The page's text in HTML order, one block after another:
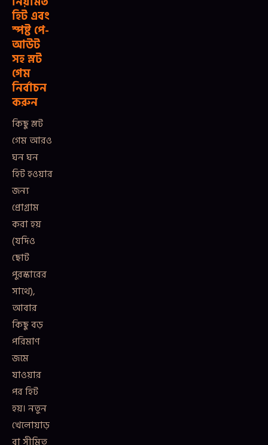
হিট এবং
স্পষ্ট পে-
আউট
সহ স্লট
গেম
নির্বাচন
করুন
কিছু স্লট
গেম আরও
ঘন ঘন
হিট হওয়ার
জন্য
প্রোগ্রাম
করা হয়
(যদিও
ছোট
পুরস্কারের
সাথে),
আবার
কিছু বড়
পরিমাণ
জমে
যাওয়ার
পর হিট
হয়। নতুন
খেলোয়াড়